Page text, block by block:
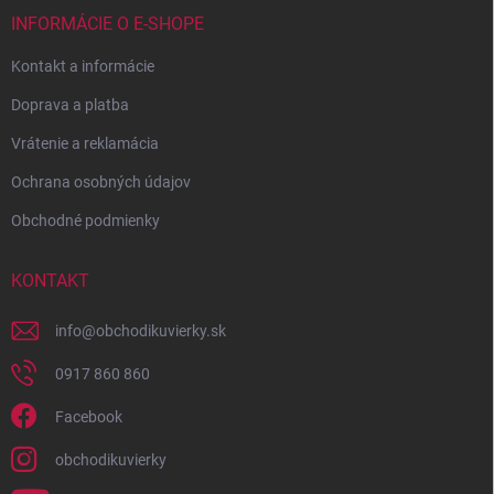
INFORMÁCIE O E-SHOPE
Kontakt a informácie
Doprava a platba
Vrátenie a reklamácia
Ochrana osobných údajov
Obchodné podmienky
KONTAKT
info@obchodikuvierky.sk
0917 860 860
Facebook
obchodikuvierky